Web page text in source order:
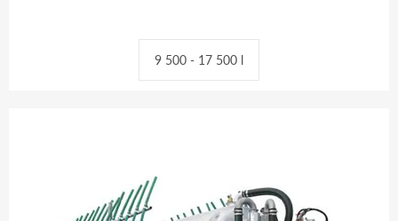
9 500 - 17 500 l